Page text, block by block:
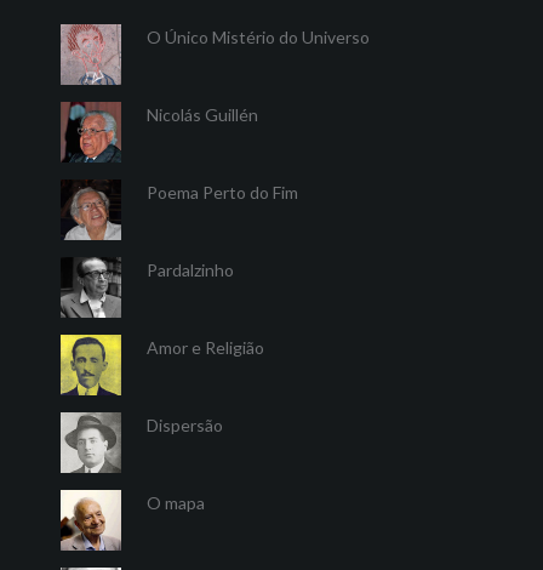
O Único Mistério do Universo
Nicolás Guillén
Poema Perto do Fim
Pardalzinho
Amor e Religião
Dispersão
O mapa